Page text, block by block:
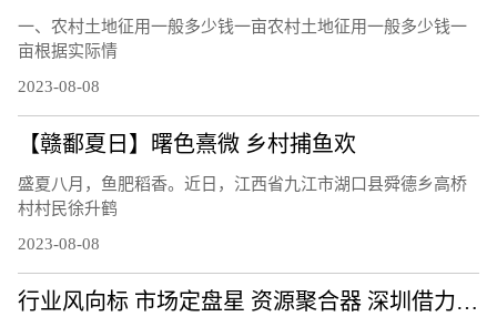
一、农村土地征用一般多少钱一亩农村土地征用一般多少钱一
亩根据实际情
2023-08-08
【赣鄱夏日】曙色熹微 乡村捕鱼欢
盛夏八月，鱼肥稻香。近日，江西省九江市湖口县舜德乡高桥
村村民徐升鹤
2023-08-08
行业风向标 市场定盘星 资源聚合器 深圳借力会展打造产业发展活力场